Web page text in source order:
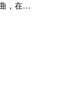
，在…